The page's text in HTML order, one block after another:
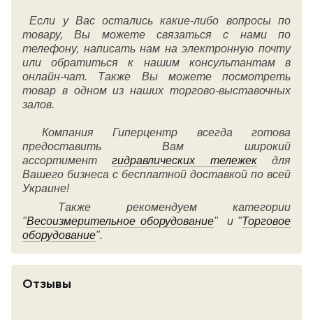
Если у Вас остались какие-либо вопросы по
товару, Вы можете связаться с нами по
телефону, написать нам на электронную почту
или обратиться к нашим консультантам в
онлайн-чат. Также Вы можете посмотреть
товар в одном из наших торгово-выставочных
залов.
Компания Гиперцентр всегда готова
предоставить Вам широкий
ассортиментгидравлических тележекдля
Вашего бизнеса с бесплатной доставкой по всей
Украине!
Также рекомендуем категории
"Весоизмерительное оборудование" и "Торговое
оборудование".
Отзывы